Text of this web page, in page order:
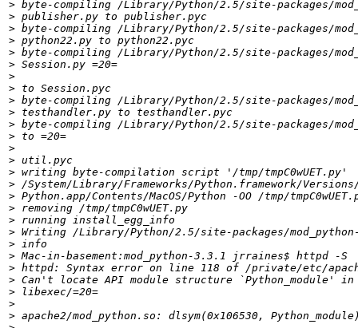
>
>
>
>
>
>
>
>
>
>
>
>
>
>
>
>
>
>
>
>
>
>
>
>
>
>
>